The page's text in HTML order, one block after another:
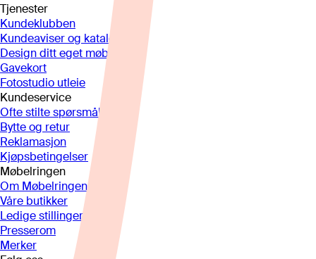
Tjenester
Kundeklubben
Kundeaviser og kataloger
Design ditt eget møbel
Gavekort
Fotostudio utleie
Kundeservice
Ofte stilte spørsmål
Bytte og retur
Reklamasjon
Kjøpsbetingelser
Møbelringen
Om Møbelringen
Våre butikker
Ledige stillinger
Presserom
Merker